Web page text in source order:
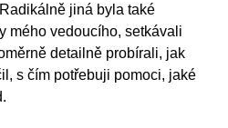
jiná byla také
mého vedoucího, setkávali
detailně probírali, jak
s čím potřebuji pomoci, jaké